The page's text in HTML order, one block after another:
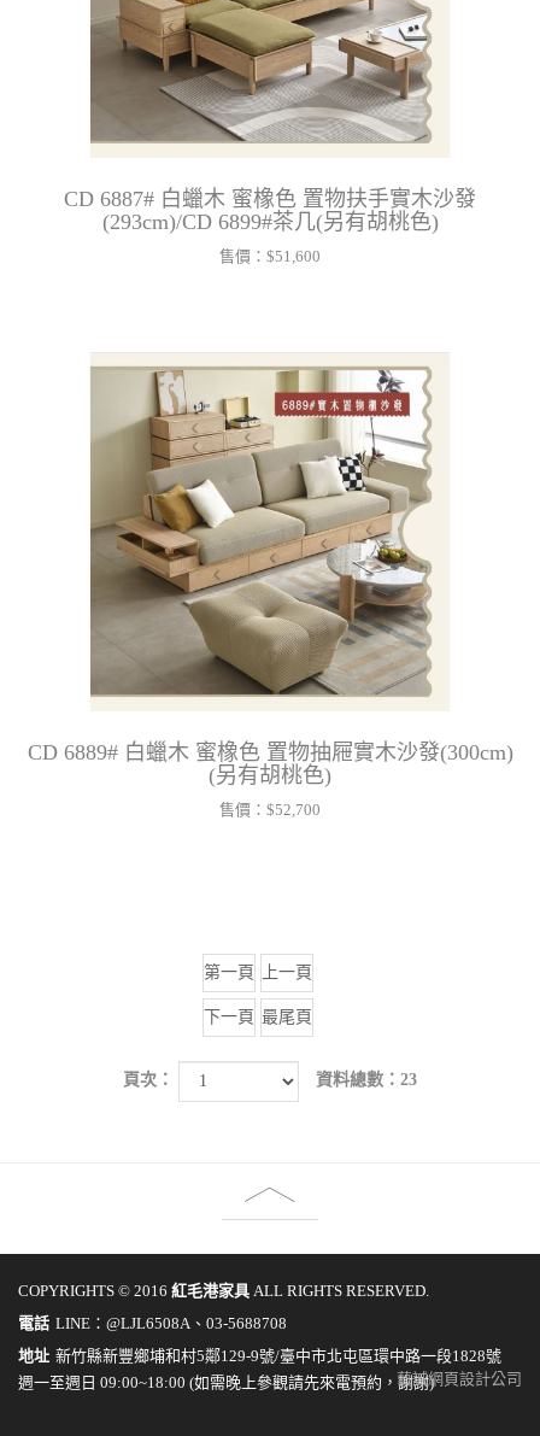
CD 6887# 白蠟木 蜜橡色 置物扶手實木沙發
(293cm)/CD 6899#茶几(另有胡桃色)
售價： $51,600
CD 6889# 白蠟木 蜜橡色 置物抽屜實木沙發(300cm)
(另有胡桃色)
售價： $52,700
第一頁 上一頁
下一頁 最尾頁
頁次： 資料總數：23
COPYRIGHTS © 2016 紅毛港家具 ALL RIGHTS RESERVED.
電話 LINE：@LJL6508A、03-5688708
地址 新竹縣新豐鄉埔和村5鄰129-9號/臺中市北屯區環中路一段1828號
週一至週日 09:00~18:00 (如需晚上參觀請先來電預約，謝謝)藝誠網頁設計公司